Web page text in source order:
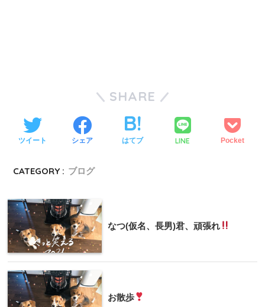
SHARE
ツイート シェア はてブ LINE Pocket
CATEGORY : ブログ
なつ(仮名、長男)君、頑張れ
お散歩